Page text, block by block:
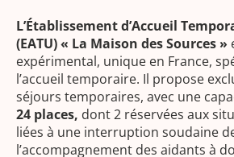
L’Établissement d’Accueil
(EATU) « La Maison des Sources »
expérimental, unique en France,
l’accueil temporaire. Il propose
séjours temporaires, avec une
24 places, dont 2 réservées aux
liées à une interruption soudaine
l’accompagnement des aidants à